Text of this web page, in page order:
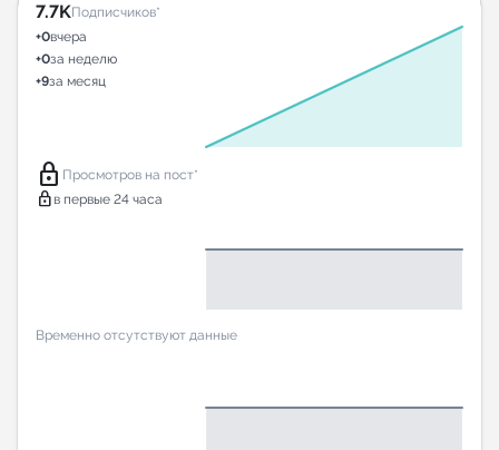
7.7KПодписчиков*
+0вчера
+0за неделю
+9за месяц
lock Просмотров на пост*
lock в первые 24 часа
Временно отсутствуют данные